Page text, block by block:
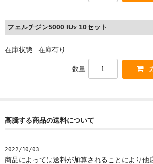
フェルチジン5000 IUx 10セット
在庫状態 : 在庫有り
数量
高騰する商品の送料について
2022/10/03
商品によっては送料が加算されることにより他